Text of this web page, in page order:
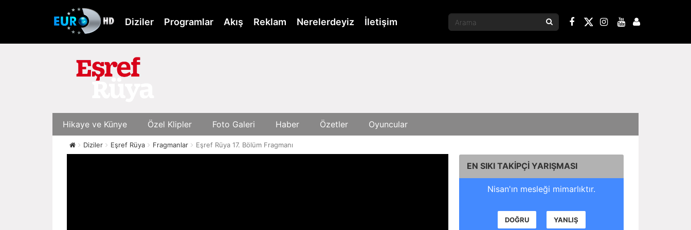
Diziler Programlar Akış Reklam Nerelerdeyiz İletişim
Hikaye ve Künye Özel Klipler Foto Galeri Haber Özetler Oyuncular
Diziler Eşref Rüya Fragmanlar Eşref Rüya 17. Bölüm Fragmanı
EN SIKI TAKİPÇİ YARIŞMASI
Nisan'ın mesleği mimarlıktır.
DOĞRU YANLIŞ